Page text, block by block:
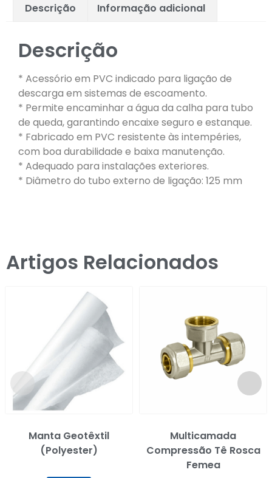
Descrição Informação adicional
Descrição
* Acessório em PVC indicado para ligação de
descarga em sistemas de escoamento.
* Permite encaminhar a água da calha para tubo
de queda, garantindo encaixe seguro e estanque.
* Fabricado em PVC resistente às intempéries,
com boa durabilidade e baixa manutenção.
* Adequado para instalações exteriores.
* Diâmetro do tubo externo de ligação: 125 mm
Artigos Relacionados
Manta Geotêxtil
(Polyester)
Multicamada
Compressão Tê Rosca
Femea